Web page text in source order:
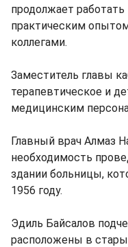
продолжает
практическим
коллегами.
Заместитель главы
терапевтическое и
медицинским
Главный врач Алмаз
необходимость
здании больницы,
1956 году.
Эдиль Байсалов
расположены в